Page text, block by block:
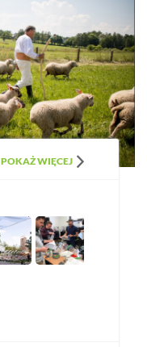
POKAŻ WIĘCEJ